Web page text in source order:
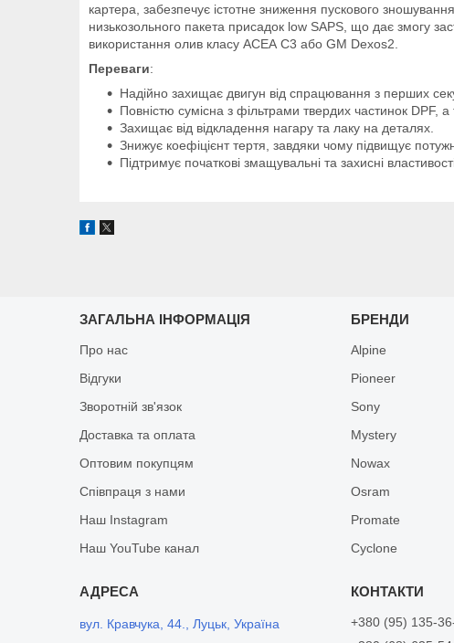
картера, забезпечує істотне зниження пускового
низькозольного пакета присадок low SAPS, що дає змогу
використання олив класу АСЕА С3 або GM Dexos2.
Переваги:
Надійно захищає двигун від спрацювання з перших
Повністю сумісна з фільтрами твердих частинок
Захищає від відкладення нагару та лаку на деталях.
Знижує коефіцієнт тертя, завдяки чому підвищує
Підтримує початкові змащувальні та захисні
ЗАГАЛЬНА ІНФОРМАЦІЯ
Про нас
Відгуки
Зворотній зв'язок
Доставка та оплата
Оптовим покупцям
Співпраця з нами
Наш Instagram
Наш YouTube канал
БРЕНДИ
Alpine
Pioneer
Sony
Mystery
Nowax
Osram
Promate
Cyclone
вул. Кравчука, 44., Луцьк, Україна
+380 (95) 135-